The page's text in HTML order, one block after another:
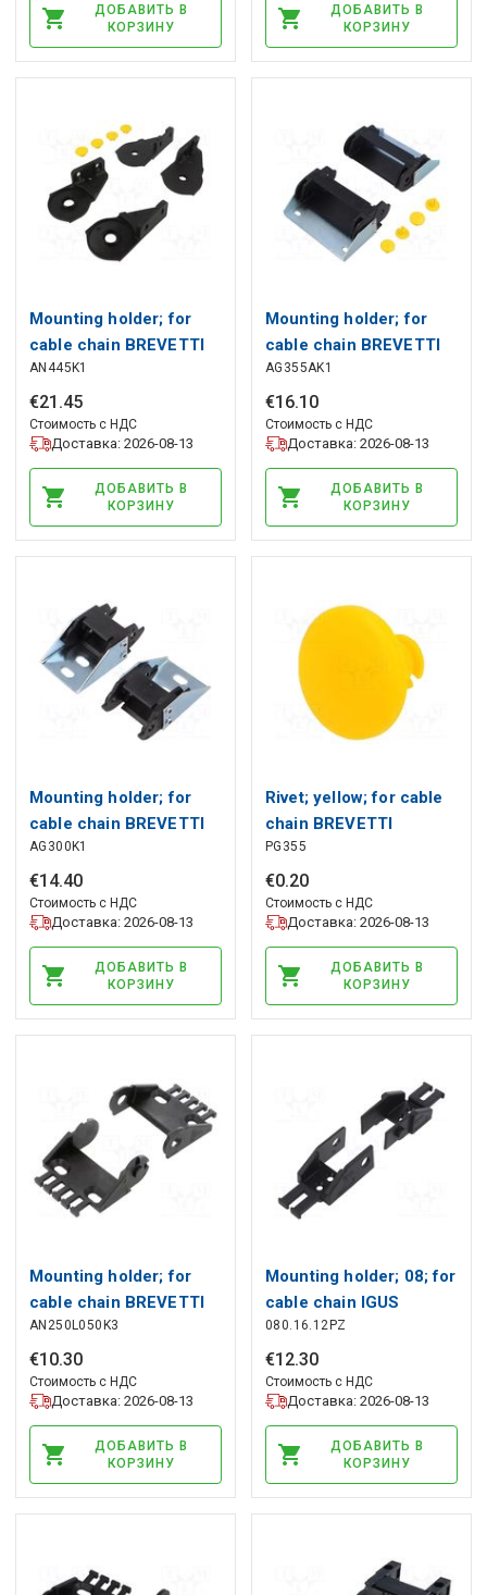
ДОБАВИТЬ В
КОРЗИНУ
ДОБАВИТЬ В
КОРЗИНУ
Mounting holder; for
cable chain BREVETTI
AN445K1
€21 .45
Стоимость с НДС
Доставка: 2026-08-13
ДОБАВИТЬ В
КОРЗИНУ
Mounting holder; for
cable chain BREVETTI
AG355AK1
€16.10
Стоимость с НДС
Доставка: 2026-08-13
ДОБАВИТЬ В
КОРЗИНУ
Mounting holder; for
cable chain BREVETTI
AG300K1
€14.40
Стоимость с НДС
Доставка: 2026-08-13
ДОБАВИТЬ В
КОРЗИНУ
Rivet; yellow; for cable
chain BREVETTI
PG355
€0.20
Стоимость с НДС
Доставка: 2026-08-13
ДОБАВИТЬ В
КОРЗИНУ
Mounting holder; for
cable chain BREVETTI
AN250L050K3
€10.30
Стоимость с НДС
Доставка: 2026-08-13
ДОБАВИТЬ В
КОРЗИНУ
Mounting holder; 08; for
cable chain IGUS
080.16.12PZ
€12.30
Стоимость с НДС
Доставка: 2026-08-13
ДОБАВИТЬ В
КОРЗИНУ